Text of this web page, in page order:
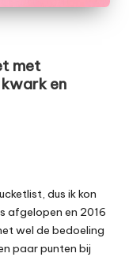
met
en
dus ik kon
afgelopen en 2016
wel de bedoeling
paar punten bij